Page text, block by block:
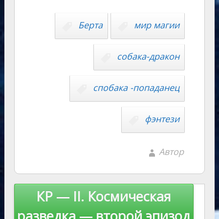
ki
n
al
Берта мир магии
собака-дракон
спобака -попаданец
фэнтези
Автор
Навигация
КР — II. Космическая